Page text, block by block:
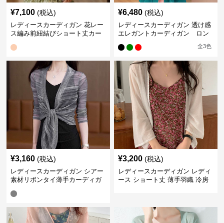
¥7,100 (税込)
レディースカーディガン 花レー
ス編み前紐結びショート丈カー
¥6,480 (税込)
レディースカーディガン 透け感
エレガントカーディガン ロン
全3色
¥3,160 (税込)
レディースカーディガン シアー
素材リボンタイ薄手カーディガ
¥3,200 (税込)
レディースカーディガン レディ
ース ショート丈 薄手羽織 冷房